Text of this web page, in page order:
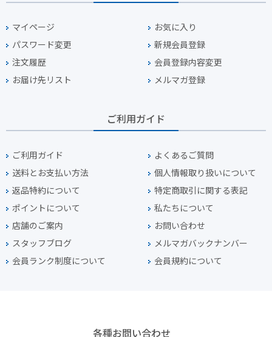
マイページ
お気に入り
パスワード変更
新規会員登録
注文履歴
会員登録内容変更
お届け先リスト
メルマガ登録
ご利用ガイド
ご利用ガイド
よくあるご質問
送料とお支払い方法
個人情報取り扱いについて
返品特約について
特定商取引に関する表記
ポイントについて
私たちについて
店舗のご案内
お問い合わせ
スタッフブログ
メルマガバックナンバー
会員ランク制度について
会員規約について
各種お問い合わせ